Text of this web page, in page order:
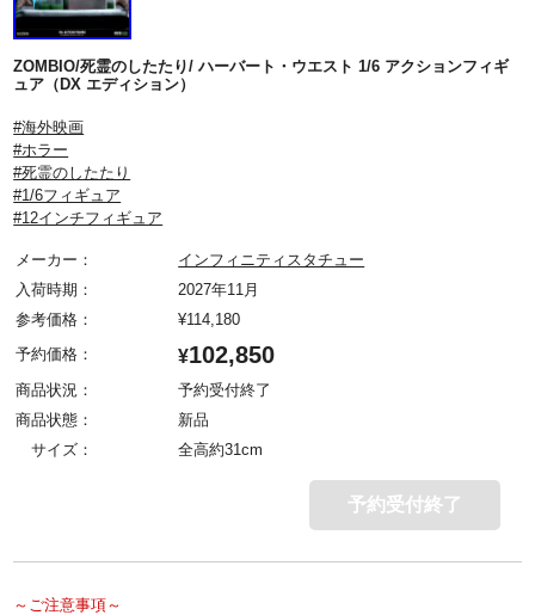
ZOMBIO/死霊のしたたり/ ハーバート・ウエスト 1/6 アクションフィギ
ュア（DX エディション）
#海外映画
#ホラー
#死霊のしたたり
#1/6フィギュア
#12インチフィギュア
メーカー：
インフィニティスタチュー
入荷時期：
2027年11月
参考価格：
¥114,180
予約価格：
¥102,850
商品状況：
予約受付終了
商品状態：
新品
サイズ：
全高約31cm
予約受付終了
～ご注意事項～